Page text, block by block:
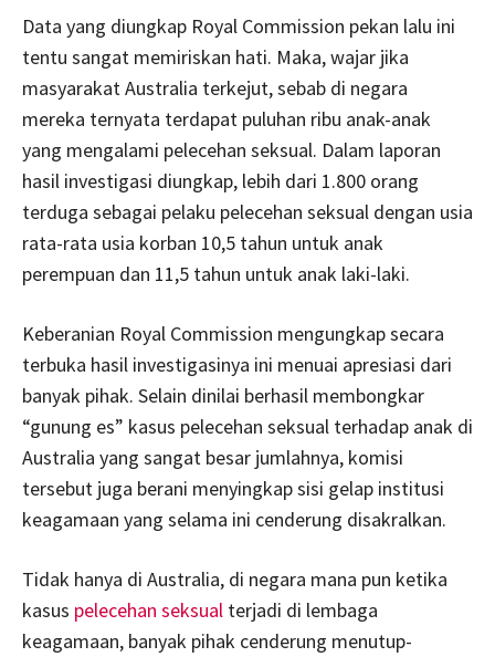
Data yang diungkap Royal Commission pekan lalu ini
tentu sangat memiriskan hati. Maka, wajar jika
masyarakat Australia terkejut, sebab di negara
mereka ternyata terdapat puluhan ribu anak-anak
yang mengalami pelecehan seksual. Dalam laporan
hasil investigasi diungkap, lebih dari 1.800 orang
terduga sebagai pelaku pelecehan seksual dengan usia
rata-rata usia korban 10,5 tahun untuk anak
perempuan dan 11,5 tahun untuk anak laki-laki.
Keberanian Royal Commission mengungkap secara
terbuka hasil investigasinya ini menuai apresiasi dari
banyak pihak. Selain dinilai berhasil membongkar
“gunung es” kasus pelecehan seksual terhadap anak di
Australia yang sangat besar jumlahnya, komisi
tersebut juga berani menyingkap sisi gelap institusi
keagamaan yang selama ini cenderung disakralkan.
Tidak hanya di Australia, di negara mana pun ketika
kasus pelecehan seksual terjadi di lembaga
keagamaan, banyak pihak cenderung menutup-